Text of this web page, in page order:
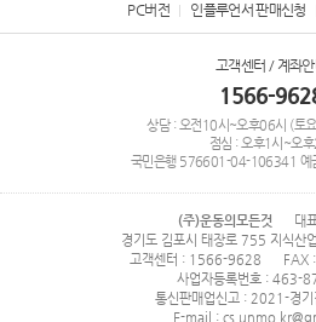
PC버전 인플루언서 판매신청
고객센터 / 계좌
1566-
상담 : 오전10시~오후06시 (토
점심 : 오후1시~오후
국민은행 576601-04-106341 예
(주)운동의모든것
대
경기도 김포시 태장로 755 지식산
고객센터 : 1566-9628
FAX
사업자등록번호 : 463-
통신판매업신고 : 2021-경
E-mail :